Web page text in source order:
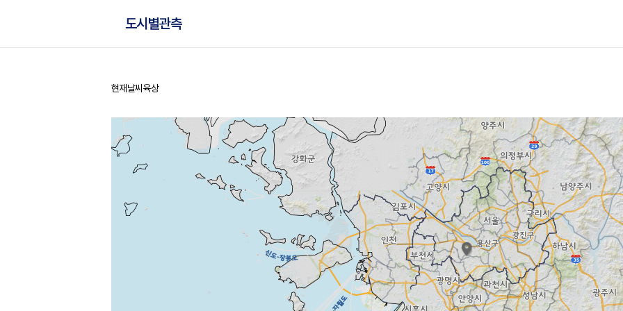
도시별관측
홈
현재날씨 육상